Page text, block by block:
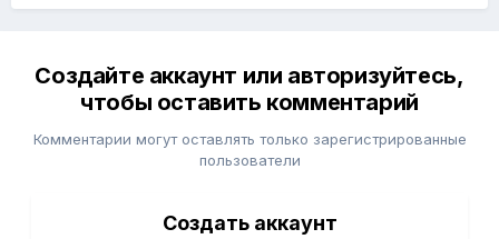
Создайте аккаунт или авторизуйтесь,
чтобы оставить комментарий
Комментарии могут оставлять только зарегистрированные
пользователи
Создать аккаунт